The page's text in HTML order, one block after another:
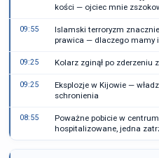
kości — ojciec mnie
09:55
Islamski terroryzm
prawica — dlaczego mamy
09:25 Kolarz zginął po zderzeniu
09:25
Eksplozje w Kijowie —
schronienia
08:55
Poważne pobicie w
hospitalizowane, jedna